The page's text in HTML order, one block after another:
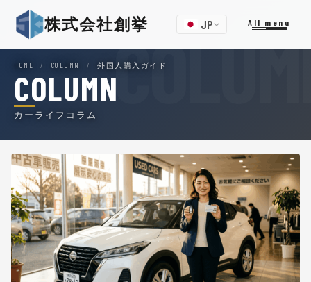
株式会社創挙 JP All menu
HOME / COLUMN / 外国人購入ガイド
COLUMN
カーライフコラム